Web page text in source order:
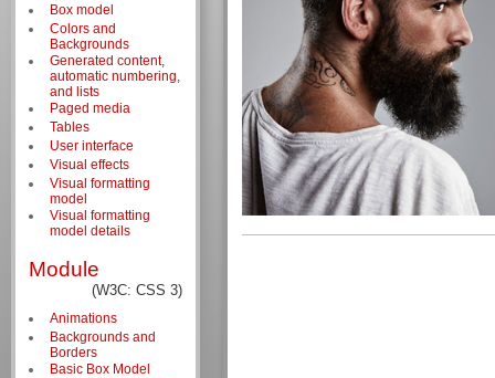
Box model
Colors and
Backgrounds
Generated content,
automatic numbering,
and lists
Paged media
Tables
User interface
Visual effects
Visual formatting
model
Visual formatting
model details
Module
(W3C: CSS 3)
Animations
Backgrounds and
Borders
Basic Box Model